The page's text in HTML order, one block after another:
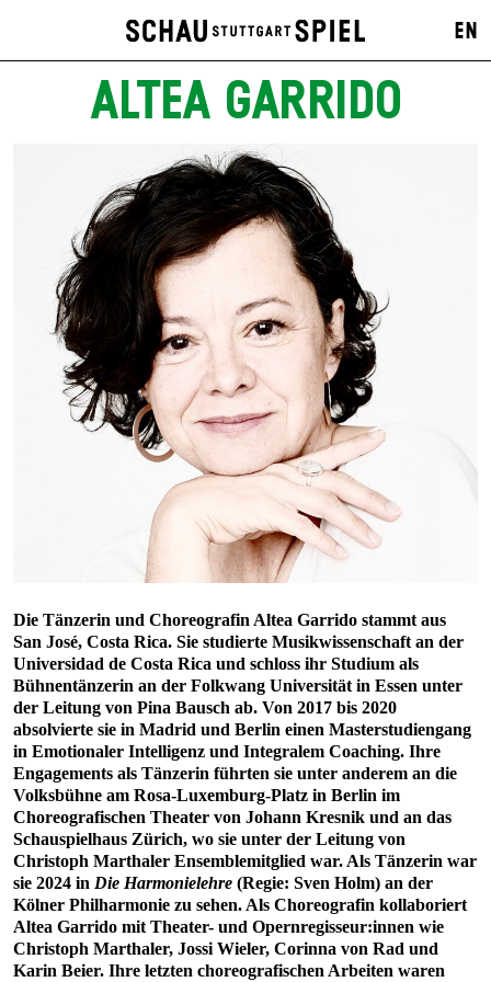
EN
ALTEA GARRIDO
Die Tänzerin und Choreografin Altea Garrido stammt aus
San José, Costa Rica. Sie studierte Musikwissenschaft an der
Universidad de Costa Rica und schloss ihr Studium als
Bühnentänzerin an der Folkwang Universität in Essen unter
der Leitung von Pina Bausch ab. Von 2017 bis 2020
absolvierte sie in Madrid und Berlin einen Masterstudiengang
in Emotionaler Intelligenz und Integralem Coaching. Ihre
Engagements als Tänzerin führten sie unter anderem an die
Volksbühne am Rosa-Luxemburg-Platz in Berlin im
Choreografischen Theater von Johann Kresnik und an das
Schauspielhaus Zürich, wo sie unter der Leitung von
Christoph Marthaler Ensemblemitglied war. Als Tänzerin war
sie 2024 in Die Harmonielehre (Regie: Sven Holm) an der
Kölner Philharmonie zu sehen. Als Choreografin kollaboriert
Altea Garrido mit Theater- und Opernregisseur:innen wie
Christoph Marthaler, Jossi Wieler, Corinna von Rad und
Karin Beier. Ihre letzten choreografischen Arbeiten waren